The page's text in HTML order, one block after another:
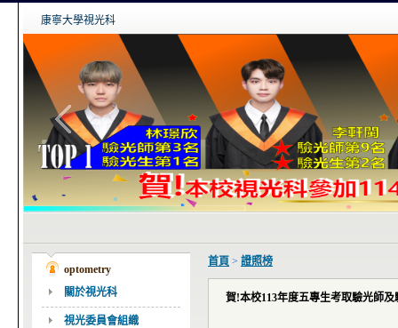
康寧大學視光科
optometry
關於視光科
視光委員會組織
首頁 > 證照榜
賀!本校113年度五專生考取驗光師